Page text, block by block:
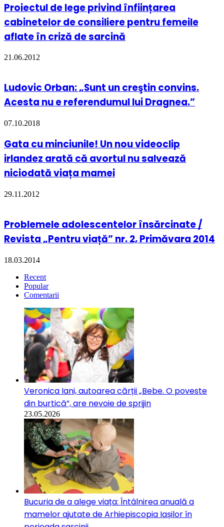
Proiectul de lege privind înființarea
cabinetelor de consiliere pentru femeile
aflate în criză de sarcină
21.06.2012
Ludovic Orban: „Sunt un creştin convins.
Acesta nu e referendumul lui Dragnea.”
07.10.2018
Gata cu minciunile! Un nou videoclip
irlandez arată că avortul nu salvează
niciodată viața mamei
29.11.2012
Problemele adolescentelor însărcinate /
Revista „Pentru viață” nr. 2, Primăvara 2014
18.03.2014
Recent
Popular
Comentarii
Veronica Iani, autoarea cărții „Bebe. O poveste
din burtică”, are nevoie de sprijin
23.05.2026
Bucuria de a alege viața: Întâlnirea anuală a
mamelor ajutate de Arhiepiscopia Iașilor în